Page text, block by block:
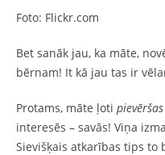
Foto: Flickr.com
Bet sanāk jau, ka māte,
bērnam! It kā jau tas ir
Protams, māte ļoti pievēršas
interesēs – savās! Viņa
Sievišķais atkarības tips to